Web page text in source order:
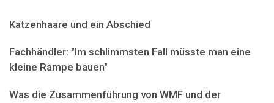
Katzenhaare und ein Abschied
Fachhändler: "Im schlimmsten Fall müsste man eine
kleine Rampe bauen"
Was die Zusammenführung von WMF und der